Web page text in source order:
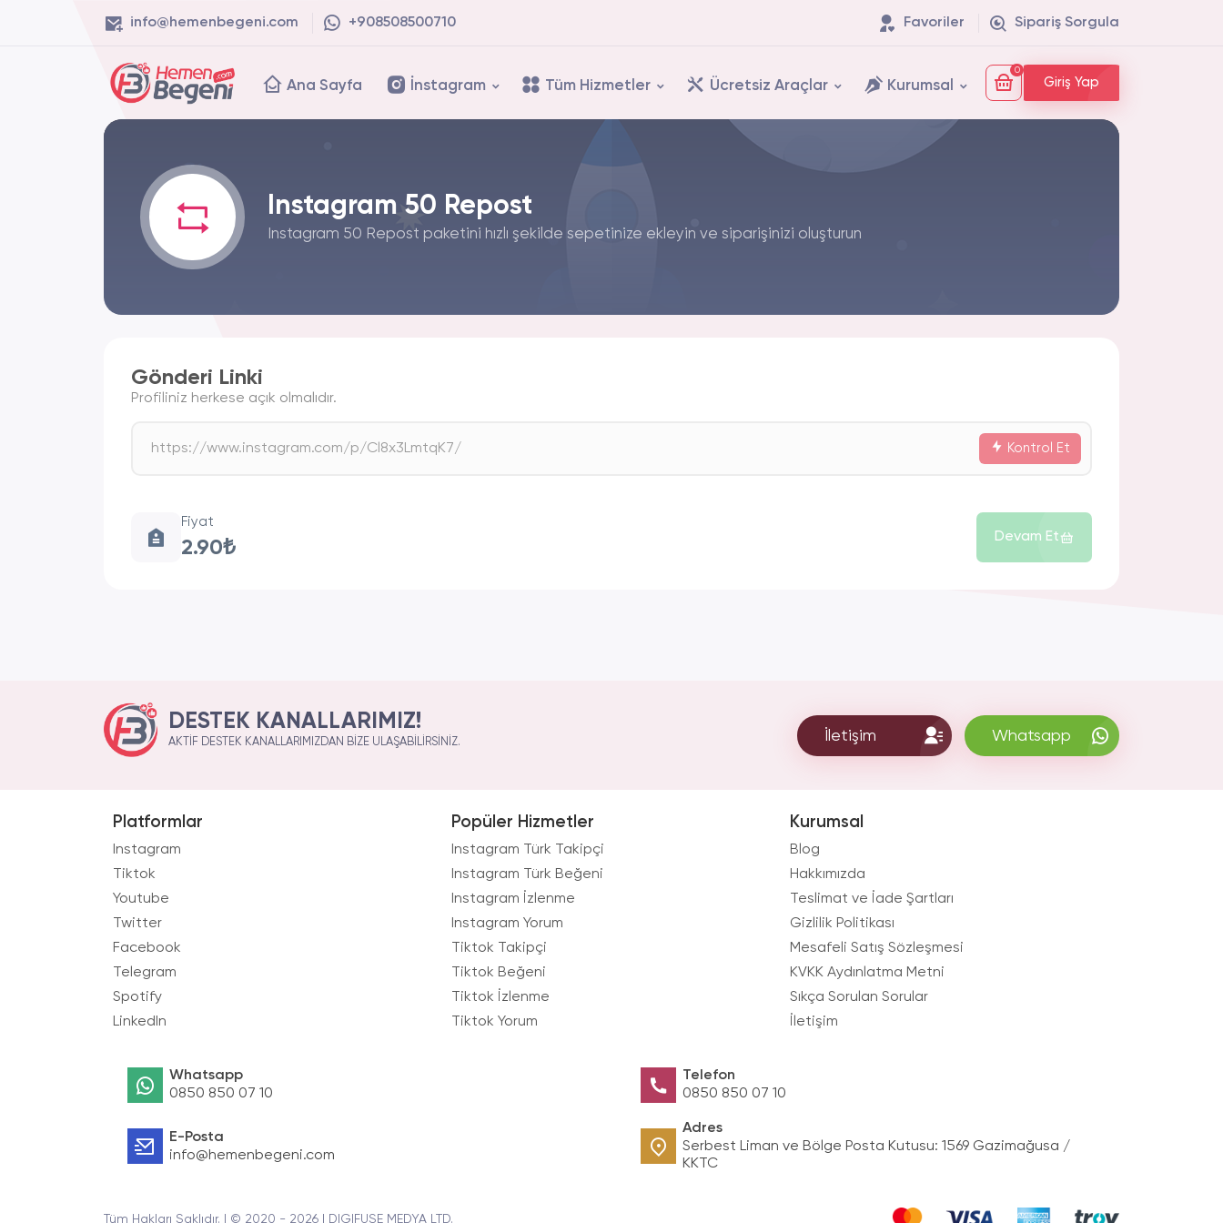
info@hemenbegeni.com +908508500710 Favoriler Sipariş Sorgula
Ana Sayfa İnstagram Tüm Hizmetler Ücretsiz Araçlar Kurumsal
0
Giriş Yap
Instagram 50 Repost
Instagram 50 Repost paketini hızlı şekilde sepetinize ekleyin ve siparişinizi oluşturun
Gönderi Linki
Profiliniz herkese açık olmalıdır.
Kontrol Et
Fiyat
2.90₺ Devam Et
DESTEK KANALLARIMIZ!
AKTIF DESTEK KANALLARIMIZDAN BIZE ULAŞABILIRSINIZ. İletişim Whatsapp
Platformlar
Instagram
Tiktok
Youtube
Twitter
Facebook
Telegram
Spotify
LinkedIn
Popüler Hizmetler
Instagram Türk Takipçi
Instagram Türk Beğeni
Instagram İzlenme
Instagram Yorum
Tiktok Takipçi
Tiktok Beğeni
Tiktok İzlenme
Tiktok Yorum
Kurumsal
Blog
Hakkımızda
Teslimat ve İade Şartları
Gizlilik Politikası
Mesafeli Satış Sözleşmesi
KVKK Aydınlatma Metni
Sıkça Sorulan Sorular
İletişim
Whatsapp
0850 850 07 10
Telefon
0850 850 07 10
E-Posta
info@hemenbegeni.com
Adres
Serbest Liman ve Bölge Posta Kutusu: 1569 Gazimağusa /
KKTC
Tüm Hakları Saklıdır. | © 2020 - 2026 | DIGIFUSE MEDYA LTD.